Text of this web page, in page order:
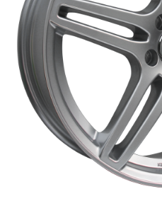
Auton renkaat
Yhteystiedot